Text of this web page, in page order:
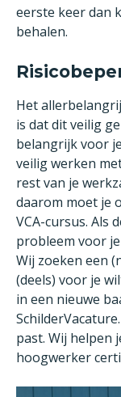
eerste keer dan
behalen.
Het
is dat dit veilig
belangrijk voor
veilig werken
rest van je
daarom moet je
VCA-cursus. Als
probleem voor
Wij zoeken een
(deels) voor je
in een nieuwe
past. Wij helpen
hoogwerker